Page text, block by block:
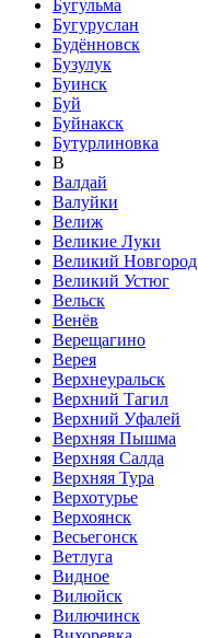
Бугульма
Бугуруслан
Будённовск
Бузулук
Буинск
Буй
Буйнакск
Бутурлиновка
В
Валдай
Валуйки
Велиж
Великие Луки
Великий Новгород
Великий Устюг
Вельск
Венёв
Верещагино
Верея
Верхнеуральск
Верхний Тагил
Верхний Уфалей
Верхняя Пышма
Верхняя Салда
Верхняя Тура
Верхотурье
Верхоянск
Весьегонск
Ветлуга
Видное
Вилюйск
Вилючинск